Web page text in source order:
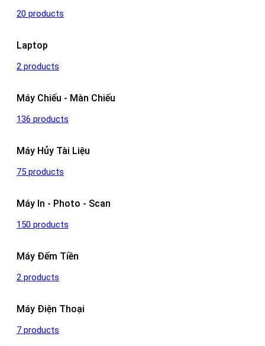
20 products
Laptop
2 products
Máy Chiếu - Màn Chiếu
136 products
Máy Hủy Tài Liệu
75 products
Máy In - Photo - Scan
150 products
Máy Đếm Tiền
2 products
Máy Điện Thoại
7 products